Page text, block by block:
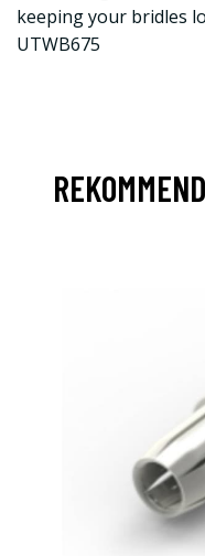
keeping your bridles
UTWB675